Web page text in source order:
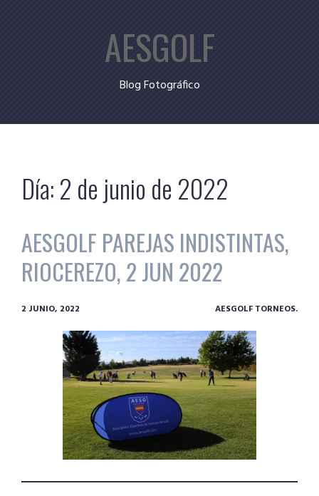
AESGOLF
Blog Fotográfico
Día:2 de junio de 2022
AESGOLF PAREJAS INDISTINTAS,
RIOCEREZO, 2 JUN 2022
2 JUNIO, 2022 AESGOLF TORNEOS.